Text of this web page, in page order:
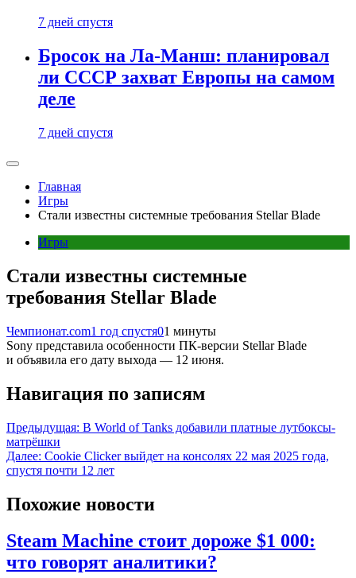
7 дней спустя
Бросок на Ла-Манш: планировал
ли СССР захват Европы на самом
деле
7 дней спустя
Главная
Игры
Стали известны системные требования Stellar Blade
Игры
Стали известны системные
требования Stellar Blade
Чемпионат.com1 год спустя01 минуты
Sony представила особенности ПК-версии Stellar Blade
и объявила его дату выхода — 12 июня.
Навигация по записям
Предыдущая: В World of Tanks добавили платные лутбоксы-
матрёшки
Далее: Cookie Clicker выйдет на консолях 22 мая 2025 года,
спустя почти 12 лет
Похожие новости
Steam Machine стоит дороже $1 000:
что говорят аналитики?